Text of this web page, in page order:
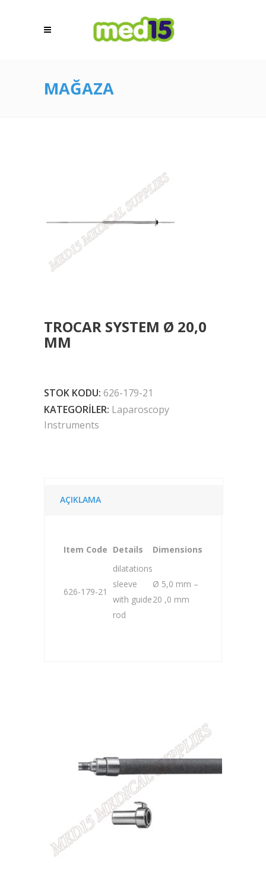
MAĞAZA
TROCAR SYSTEM Ø 20,0
MM
STOK KODU: 626-179-21
KATEGORILER: Laparoscopy
Instruments
AÇIKLAMA
Item Code Details Dimensions
626-179-21
dilatations
sleeve
with guide
rod
Ø 5,0 mm –
20 ,0 mm